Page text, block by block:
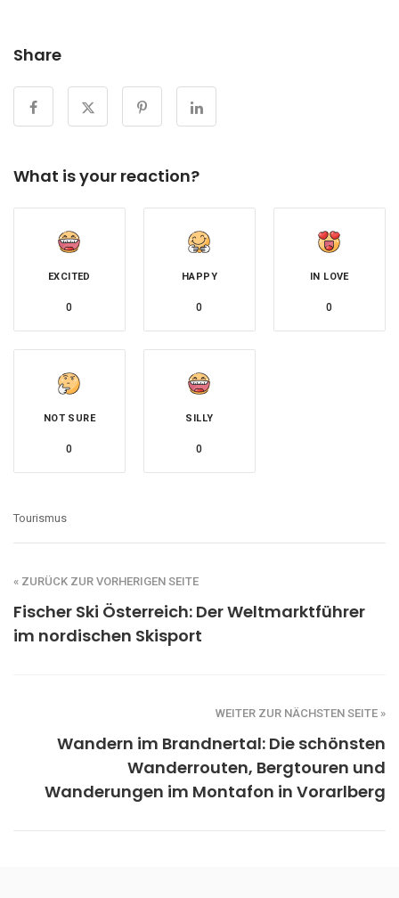
Share
What is your reaction?
EXCITED
0
HAPPY
0
IN LOVE
0
NOT SURE
0
SILLY
0
Tourismus
« ZURÜCK ZUR VORHERIGEN SEITE
Fischer Ski Österreich: Der Weltmarktführer
im nordischen Skisport
WEITER ZUR NÄCHSTEN SEITE »
Wandern im Brandnertal: Die schönsten
Wanderrouten, Bergtouren und
Wanderungen im Montafon in Vorarlberg